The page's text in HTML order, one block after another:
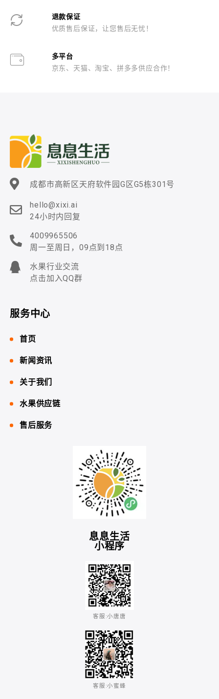
退款保证
优质售后保证，让您售后无忧！
多平台
京东、天猫、淘宝、拼多多供应合作！
成都市高新区天府软件园G区G5栋301号
hello@xixi.ai
24小时内回复
4009965506
周一至周日，09点到18点
水果行业交流
点击加入QQ群
服务中心
首页
新闻资讯
关于我们
水果供应链
售后服务
息息生活
小程序
客服:小唐唐​
客服:小蜜蜂​